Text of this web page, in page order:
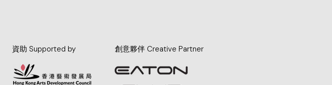
創意夥伴 Creative Partner
資助 Supported by